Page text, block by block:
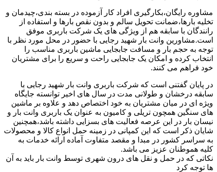
مشاوره رایگان،بکارگیری افراد کار آزموده در بسته بندی،چیدمان و
تخلیه بارها،ضمانت تحویل سالم و بدون نقص بارها و استفاده از
رانندگان با سابقه هم از ویژگی های یک شرکت باربری موفق
است.مشاورین وانت بار شهید رجایی با حضور در محل مورد نظر با
توجه به حجم بار و مسافت جابجایی ماشین باربری مناسب را
انتخاب کرده و امکان یک جابجایی راحت و سریع را برای مشتریان
خود فراهم می کنند.
در پایان گفتنی است که شرکت باربری وانت بار شهید رجایی با
سابقه درخشان و طولانی مدت در سال های اخیر توانسته جایگاه
ویژه ای در میان مشتریان به خود اختصاص دهد و علاوه بر ماشین
های سنگین همچون تریلی و کامیون به عنوان یک باربری وانت بار و
نیسان بار در این عرصه فعالیت های بسزایی داشته باشد،همچنین
شایان ذکر است که این کمپانی در زمینه حمل انواع کالا و محصولات
به سراسر کشور در مبدا و مقصد متفاوت آماده ارائه خدمات به
کلیه هموطنان عزیز می باشد.
نکاتی که در حمل و نقل های درون شهری توسط وانت بار باید به آن
ها توجه کرد